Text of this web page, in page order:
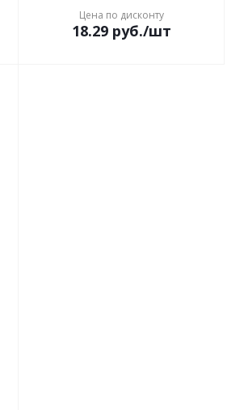
Цена по дисконту
18.29 руб./шт